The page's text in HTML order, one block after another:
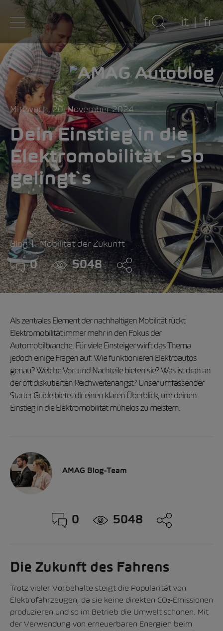
it fr
Mittwoch, 20. November 2024
Dein Einstieg in die
Elektromobilität – So
gelingt`s
Blog Mobilität der Zukunft
0 5048
Als zentrales Element der nachhaltigen Mobilität rückt
Elektromobilität immer mehr in den Fokus der
Automobilbranche. Für viele Einsteiger wirft das Thema
jedoch einige Fragen auf: Wie funktionieren Elektroautos
genau? Welche Vor- und Nachteile bieten sie? Was ist dran an
der oft diskutierten Reichweitenangst? Unser umfassender
Starter Guide bietet dir einen klaren Überblick, um deinen
Einstieg in die Elektromobilität mühelos zu meistern.
AMAG Blog-Team
0 5048
Die Zukunft des Fahrens
Trotz vieler Vorbehalte steigt die Popularität von
Elektrofahrzeugen, da sie keine direkten CO₂-Emissionen
produzieren und so im Betrieb die Umwelt schonen. Mit
der Verwendung von erneuerbaren Energien beim